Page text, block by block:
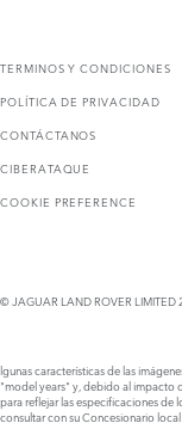
TERMINOS Y CONDICIONES
POLÍTICA DE PRIVACIDAD
CONTÁCTANOS
CIBERATAQUE
COOKIE PREFERENCE
© JAGUAR LAND ROVER LIMITED
lgunas características de las
"model years" y, debido al impacto
para reflejar las especificaciones de
consultar con su Concesionario